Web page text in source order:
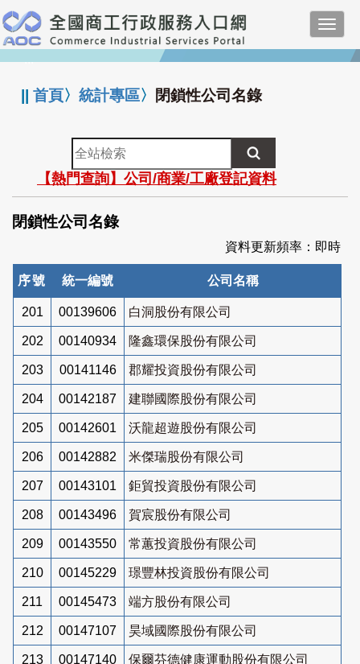
跳
到
主
要
:::
||首頁〉統計專區〉 閉鎖性公司名錄
全
站
檢
索
【熱門查詢】公司/商業/工廠登記資料
閉鎖性公司名錄
資料更新頻率：即時
序號 統一編號 公司名稱
201 00139606 白洞股份有限公司
202 00140934 隆鑫環保股份有限公司
203 00141146 郡耀投資股份有限公司
204 00142187 建聯國際股份有限公司
205 00142601 沃龍超遊股份有限公司
206 00142882 米傑瑞股份有限公司
207 00143101 鉅貿投資股份有限公司
208 00143496 賀宸股份有限公司
209 00143550 常蕙投資股份有限公司
210 00145229 璟豐林投資股份有限公司
211 00145473 端方股份有限公司
212 00147107 昊域國際股份有限公司
213 00147140 保爾芬德健康運動股份有限公司